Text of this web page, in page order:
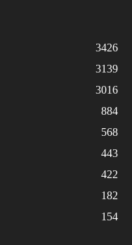
3426
3139
3016
884
568
443
422
182
154